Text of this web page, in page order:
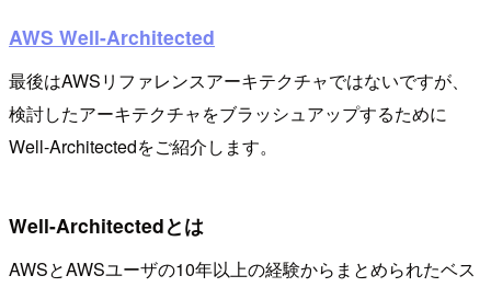
AWS Well-Architected
最後はAWSリファレンスアーキテクチャではないですが、
検討したアーキテクチャをブラッシュアップするために
Well-Architectedをご紹介します。
Well-Architectedとは
AWSとAWSユーザの10年以上の経験からまとめられたベス